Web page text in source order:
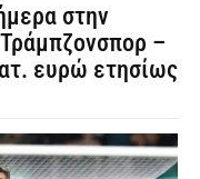
στην
–
ευρώ ετησίως